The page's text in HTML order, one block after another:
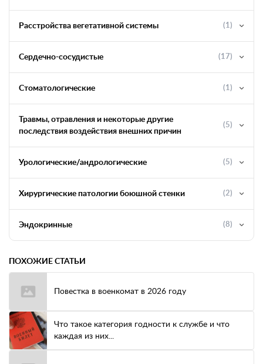
Расстройства вегетативной системы (1)
Сердечно-сосудистые (17)
Стоматологические (1)
Травмы, отравления и некоторые другие
последствия воздействия внешних причин
(5)
Урологические/андрологические (5)
Хирургические патологии боюшной стенки (2)
Эндокринные (8)
ПОХОЖИЕ СТАТЬИ
Повестка в военкомат в 2026 году
Что такое категория годности к службе и что
каждая из них...